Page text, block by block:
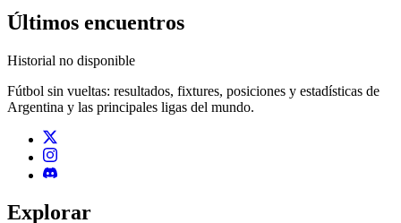
Últimos encuentros
Historial no disponible
Fútbol sin vueltas: resultados, fixtures, posiciones y estadísticas de
Argentina y las principales ligas del mundo.
Explorar